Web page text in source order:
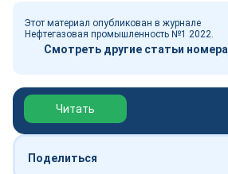
Этот материал опубликован в журнале
Нефтегазовая промышленность №1 2022.
Смотреть другие статьи номера
Читать
Поделиться